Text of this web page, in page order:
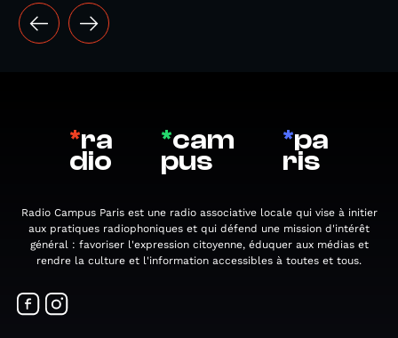
*ra
dio
*cam
pus
*pa
ris
Radio Campus Paris est une radio associative locale qui vise à initier
aux pratiques radiophoniques et qui défend une mission d'intérêt
général : favoriser l'expression citoyenne, éduquer aux médias et
rendre la culture et l'information accessibles à toutes et tous.